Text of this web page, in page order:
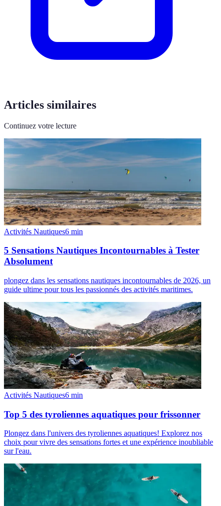
Articles similaires
Continuez votre lecture
Activités Nautiques6 min
5 Sensations Nautiques Incontournables à Tester
Absolument
plongez dans les sensations nautiques incontournables de 2026, un
guide ultime pour tous les passionnés des activités maritimes.
Activités Nautiques6 min
Top 5 des tyroliennes aquatiques pour frissonner
Plongez dans l'univers des tyroliennes aquatiques! Explorez nos
choix pour vivre des sensations fortes et une expérience inoubliable
sur l'eau.